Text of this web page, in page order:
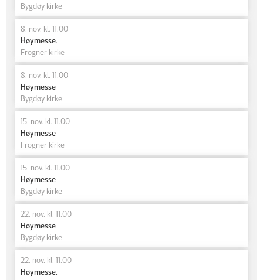
Bygdøy kirke
8. nov. kl. 11.00
Høymesse.
Frogner kirke
8. nov. kl. 11.00
Høymesse
Bygdøy kirke
15. nov. kl. 11.00
Høymesse
Frogner kirke
15. nov. kl. 11.00
Høymesse
Bygdøy kirke
22. nov. kl. 11.00
Høymesse
Bygdøy kirke
22. nov. kl. 11.00
Høymesse.